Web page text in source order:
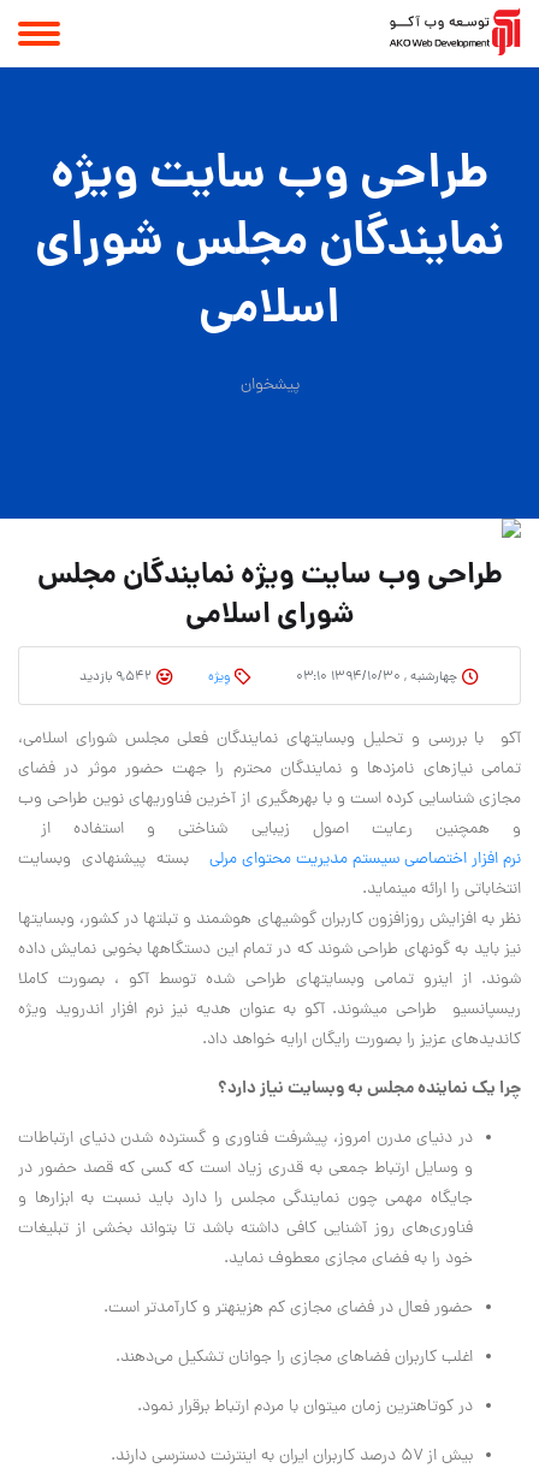
طراحی وب سایت ویژه
نمایندگان مجلس شورای
اسلامی
پیشخوان
طراحی وب سایت ویژه نمایندگان مجلس
شورای اسلامی
چهارشنبه , ۱۳۹۴/۱۰/۳۰ ۰۳:۱۰ وِیژه
آکو با بررسی و تحلیل وب‎سایت‎های نمایندگان فعلی مجلس شورای اسلامی،
تمامی نیازهای نامزدها و نمایندگان محترم را جهت حضور موثر در فضای
مجازی شناسایی کرده است و با بهره‎گیری از آخرین فناوری‎های نوین طراحی وب
و همچنین رعایت اصول زیبایی شناختی و استفاده از
نرم افزار اختصاصی سیستم مدیریت محتوای مرلی
بسته پیشنهادی وب‎سایت
انتخاباتی را ارائه می‎نماید.
نظر به افزایش روزافزون کاربران گوشی‎های هوشمند و تبلت‎ها در کشور، وب‎سایت‎ها
نیز باید به گونه‎ای طراحی شوند که در تمام این دستگاه‎ها بخوبی نمایش داده
شوند. از این‎رو تمامی وب‎سایت‎های طراحی شده توسط آکو ، بصورت کاملا
ریسپانسیو طراحی می‎شوند. آکو به عنوان هدیه نیز نرم افزار اندروید ویژه
کاندیدهای عزیز را بصورت رایگان ارایه خواهد داد.
چرا یک نماینده مجلس به وب‎سایت نیاز دارد؟
در دنیای مدرن امروز، پیشرفت فناوری و گسترده شدن دنیای ارتباطات
و وسایل ارتباط جمعی به قدری زیاد است که کسی که قصد حضور در
جایگاه مهمی چون نمایندگی مجلس را دارد باید نسبت به ابزارها و
فناوری‌های روز آشنایی کافی داشته باشد تا بتواند بخشی از تبلیغات
خود را به فضای مجازی معطوف نماید.
حضور فعال در فضای مجازی کم هزینه‎تر و کارآمدتر است.
اغلب کاربران فضاهای مجازی را جوانان تشکیل می‌دهند.
در کوتاه‎ترین زمان می‎توان با مردم ارتباط برقرار نمود.
بیش از ۵۷ درصد کاربران ایران به اینترنت دسترسی دارند.